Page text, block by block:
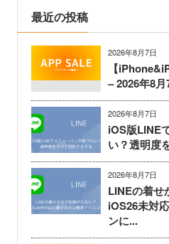
最近の投稿
2026年8月7日
【
– 2026年8
2026年8月7日
iOS版LINE
い？透明度
2026年8月7日
LINEの着せ
iOS26未対
ンに...